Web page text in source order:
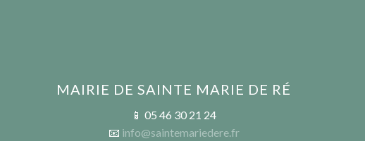
MAIRIE DE SAINTE MARIE DE RÉ
📱 05 46 30 21 24
📧 info@saintemariedere.fr